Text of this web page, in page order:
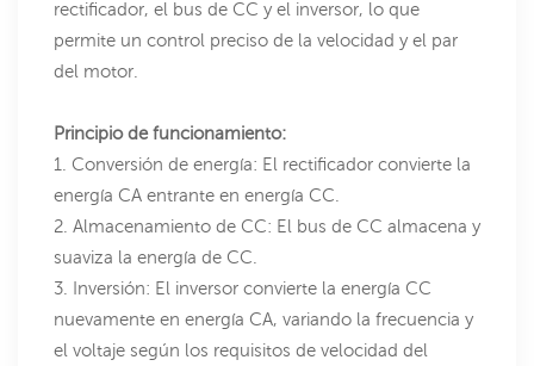
rectificador, el bus de CC y el inversor, lo que
permite un control preciso de la velocidad y el par
del motor.
Principio de funcionamiento:
1. Conversión de energía: El rectificador convierte la
energía CA entrante en energía CC.
2. Almacenamiento de CC: El bus de CC almacena y
suaviza la energía de CC.
3. Inversión: El inversor convierte la energía CC
nuevamente en energía CA, variando la frecuencia y
el voltaje según los requisitos de velocidad del